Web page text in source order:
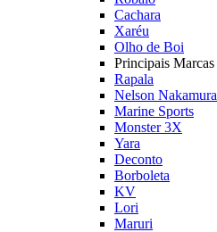
Cachara
Xaréu
Olho de Boi
Principais Marcas
Rapala
Nelson Nakamura
Marine Sports
Monster 3X
Yara
Deconto
Borboleta
KV
Lori
Maruri